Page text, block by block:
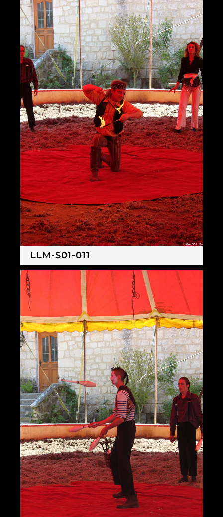
LLM-S01-011